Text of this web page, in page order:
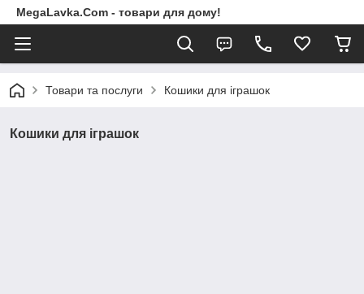
MegaLavka.Com - товари для дому!
Товари та послуги Кошики для іграшок
Кошики для іграшок